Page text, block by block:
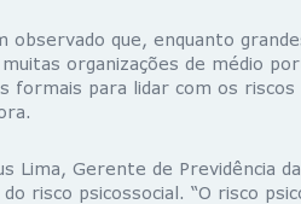
observado que, enquanto
organizações de médio
formais para lidar com os
Lima, Gerente de Previdência
risco psicossocial. “O risco